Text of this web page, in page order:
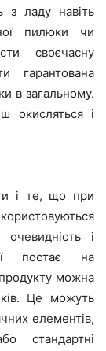
з ладу навіть
пилюки чи
своєчасну
в загальному.
окисляться і
і те, що при
очевидність і
постає на
можна
Це можуть
елементів,
стандартні